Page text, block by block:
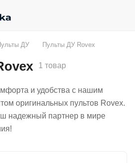
ДУ Пульты ДУ Rovex
1 товар
и удобства с нашим
оригинальных пультов Rovex.
надежный партнер в мире